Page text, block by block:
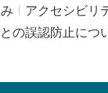
アクセシビリ
の誤認防止につ